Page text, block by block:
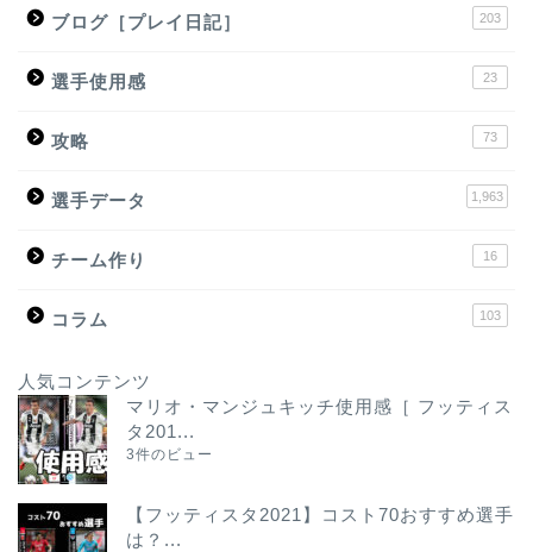
ブログ［プレイ日記］ 203
選手使用感 23
攻略 73
選手データ 1,963
チーム作り 16
コラム 103
人気コンテンツ
マリオ・マンジュキッチ使用感［ フッティス
タ201...
3件のビュー
【フッティスタ2021】コスト70おすすめ選手
は？...